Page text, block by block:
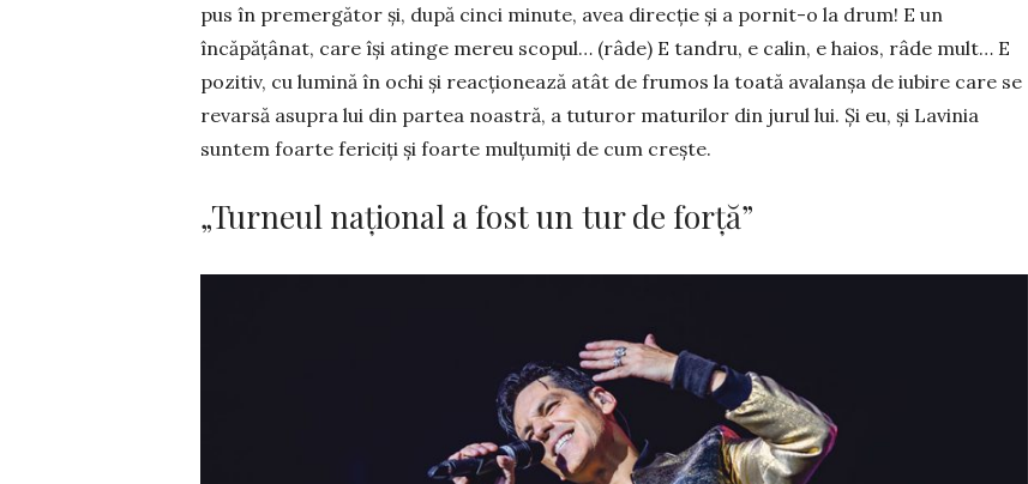
pus în premer­gător şi, du­­pă cinci minute, avea direcţie şi a por­nit-o la drum! E un
încăpăţânat, care îşi atinge me­reu scopul… (râ­de) E tandru, e calin, e haios, râde mult… E
po­zi­tiv, cu lumină în ochi şi reac­ţionează a­tât de frumos la toată avalanşa de iubire care se
revarsă asupra lui din partea noastră, a tuturor maturilor din jurul lui. Şi eu, şi Lavinia
suntem foarte fericiţi şi foarte mulţumiţi de cum crește.
„Turneul național a fost un tur de forță”